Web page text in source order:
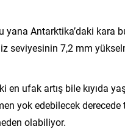
yana Antarktika’daki kara
seviyesinin 7,2 mm
en ufak artış bile kıyıda
yok edebilecek derecede
olabiliyor.